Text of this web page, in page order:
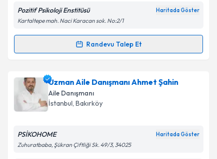
Pozitif Psikoloji Enstitüsü Haritada Göster
Kartaltepe mah. Naci Karacan sok. No:2/1
Randevu Talep Et
Randevu Takvimi Talebi
Dr. Psk. Dan. Abdurrahman Kendirciiçin randevu
takvimi talebi oluşturun. Size bu uzmandan randevu
almanız için bir takvim hazırlandığında e-posta ile
bilgilendireceğiz.
Uzman Aile Danışmanı Ahmet Şahin
Aile Danışmanı
İstanbul, Bakırköy
PSİKOHOME Haritada Göster
Zuhuratbaba, Şükran Çiftliği Sk. 49/3, 34025